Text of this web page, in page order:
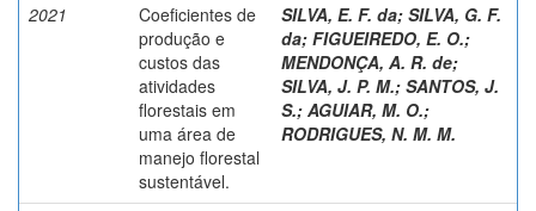
2021
Coeficientes de
produção e
custos das
atividades
florestais em
uma área de
manejo florestal
sustentável.
SILVA, E. F. da; SILVA, G. F.
da; FIGUEIREDO, E. O.;
MENDONÇA, A. R. de;
SILVA, J. P. M.; SANTOS, J.
S.; AGUIAR, M. O.;
RODRIGUES, N. M. M.